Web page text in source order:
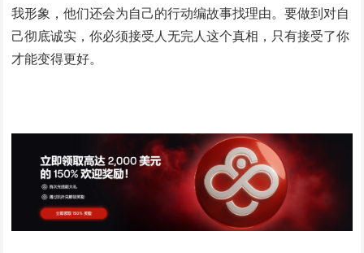
我形象，他们还会为自己的行动编故事找理由。要做到对自
己彻底诚实，你必须接受人无完人这个真相，只有接受了你
才能变得更好。